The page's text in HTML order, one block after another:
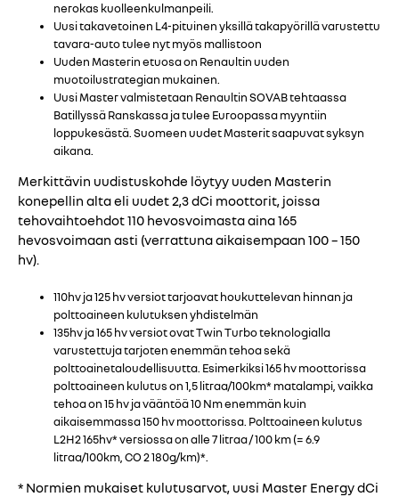
nerokas kuolleenkulmanpeili.
Uusi takavetoinen L4-pituinen yksillä takapyörillä varustettu
tavara-auto tulee nyt myös mallistoon
Uuden Masterin etuosa on Renaultin uuden
muotoilustrategian mukainen.
Uusi Master valmistetaan Renaultin SOVAB tehtaassa
Batillyssä Ranskassa ja tulee Euroopassa myyntiin
loppukesästä. Suomeen uudet Masterit saapuvat syksyn
aikana.
Merkittävin uudistuskohde löytyy uuden Masterin
konepellin alta eli uudet 2,3 dCi moottorit, joissa
tehovaihtoehdot 110 hevosvoimasta aina 165
hevosvoimaan asti (verrattuna aikaisempaan 100 – 150
hv).
110hv ja 125 hv versiot tarjoavat houkuttelevan hinnan ja
polttoaineen kulutuksen yhdistelmän
135hv ja 165 hv versiot ovat Twin Turbo teknologialla
varustettuja tarjoten enemmän tehoa sekä
polttoainetaloudellisuutta. Esimerkiksi 165 hv moottorissa
polttoaineen kulutus on 1,5 litraa/100km* matalampi, vaikka
tehoa on 15 hv ja vääntöä 10 Nm enemmän kuin
aikaisemmassa 150 hv moottorissa. Polttoaineen kulutus
L2H2 165hv* versiossa on alle 7 litraa / 100 km (= 6.9
litraa/100km, CO 2 180g/km)*.
* Normien mukaiset kulutusarvot, uusi Master Energy dCi